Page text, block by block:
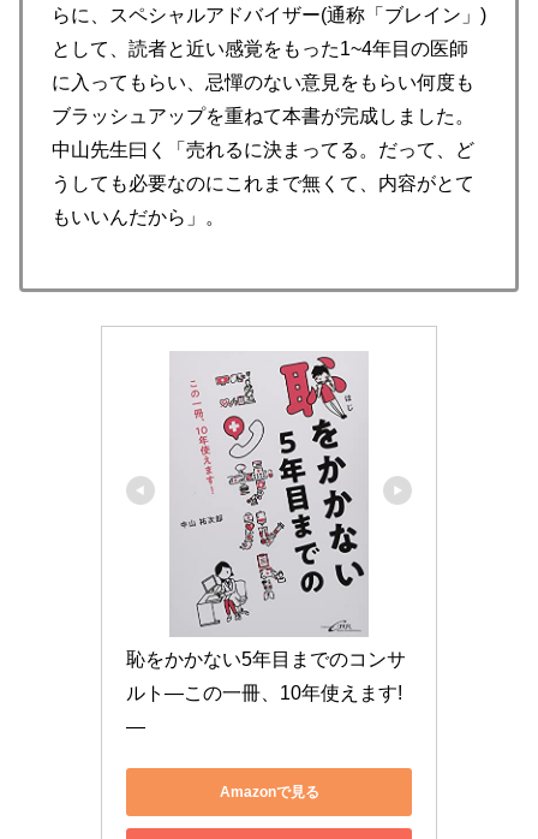
らに、スペシャルアドバイザー(通称「ブレイン」)
として、読者と近い感覚をもった1~4年目の医師
に入ってもらい、忌憚のない意見をもらい何度も
ブラッシュアップを重ねて本書が完成しました。
中山先生曰く「売れるに決まってる。だって、ど
うしても必要なのにこれまで無くて、内容がとて
もいいんだから」。
恥をかかない5年目までのコンサ
ルト―この一冊、10年使えます!
―
Amazonで見る